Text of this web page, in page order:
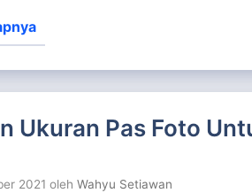
Ukuran Pas Foto
2021 oleh Wahyu Setiawan